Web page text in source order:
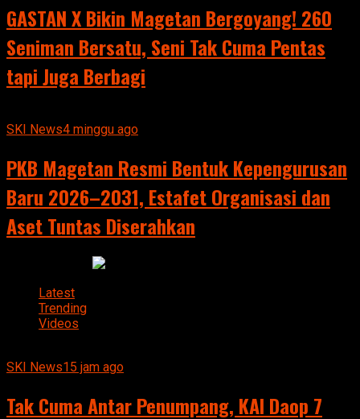
GASTAN X Bikin Magetan Bergoyang! 260
Seniman Bersatu, Seni Tak Cuma Pentas
tapi Juga Berbagi
SKI News4 minggu ago
PKB Magetan Resmi Bentuk Kepengurusan
Baru 2026–2031, Estafet Organisasi dan
Aset Tuntas Diserahkan
Latest
Trending
Videos
SKI News15 jam ago
Tak Cuma Antar Penumpang, KAI Daop 7